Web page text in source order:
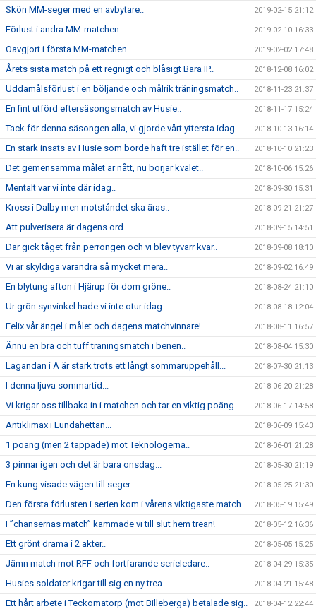
Skön MM-seger med en avbytare.. 2019-02-15 21:12
Förlust i andra MM-matchen.. 2019-02-10 16:33
Oavgjort i första MM-matchen.. 2019-02-02 17:48
Årets sista match på ett regnigt och blåsigt Bara IP.. 2018-12-08 16:02
Uddamålsförlust i en böljande och målrik träningsmatch.. 2018-11-23 21:37
En fint utförd eftersäsongsmatch av Husie.. 2018-11-17 15:24
Tack för denna säsongen alla, vi gjorde vårt yttersta idag.. 2018-10-13 16:14
En stark insats av Husie som borde haft tre istället för en.. 2018-10-10 21:23
Det gemensamma målet är nått, nu börjar kvalet.. 2018-10-06 15:26
Mentalt var vi inte där idag.. 2018-09-30 15:31
Kross i Dalby men motståndet ska äras.. 2018-09-21 21:27
Att pulverisera är dagens ord.. 2018-09-15 14:51
Där gick tåget från perrongen och vi blev tyvärr kvar.. 2018-09-08 18:10
Vi är skyldiga varandra så mycket mera.. 2018-09-02 16:49
En blytung afton i Hjärup för dom gröne.. 2018-08-24 21:10
Ur grön synvinkel hade vi inte otur idag.. 2018-08-18 12:04
Felix vår ängel i målet och dagens matchvinnare! 2018-08-11 16:57
Ännu en bra och tuff träningsmatch i benen.. 2018-08-04 15:30
Lagandan i A är stark trots ett långt sommaruppehåll... 2018-07-30 21:13
I denna ljuva sommartid... 2018-06-20 21:28
Vi krigar oss tillbaka in i matchen och tar en viktig poäng.. 2018-06-17 14:58
Antiklimax i Lundahettan... 2018-06-09 15:43
1 poäng (men 2 tappade) mot Teknologerna.. 2018-06-01 21:28
3 pinnar igen och det är bara onsdag... 2018-05-30 21:19
En kung visade vägen till seger... 2018-05-25 21:30
Den första förlusten i serien kom i vårens viktigaste match.. 2018-05-19 15:49
I ”chansernas match” kammade vi till slut hem trean! 2018-05-12 16:36
Ett grönt drama i 2 akter.. 2018-05-05 15:25
Jämn match mot RFF och fortfarande serieledare.. 2018-04-29 15:35
Husies soldater krigar till sig en ny trea... 2018-04-21 15:48
Ett hårt arbete i Teckomatorp (mot Billeberga) betalade sig.. 2018-04-12 22:44